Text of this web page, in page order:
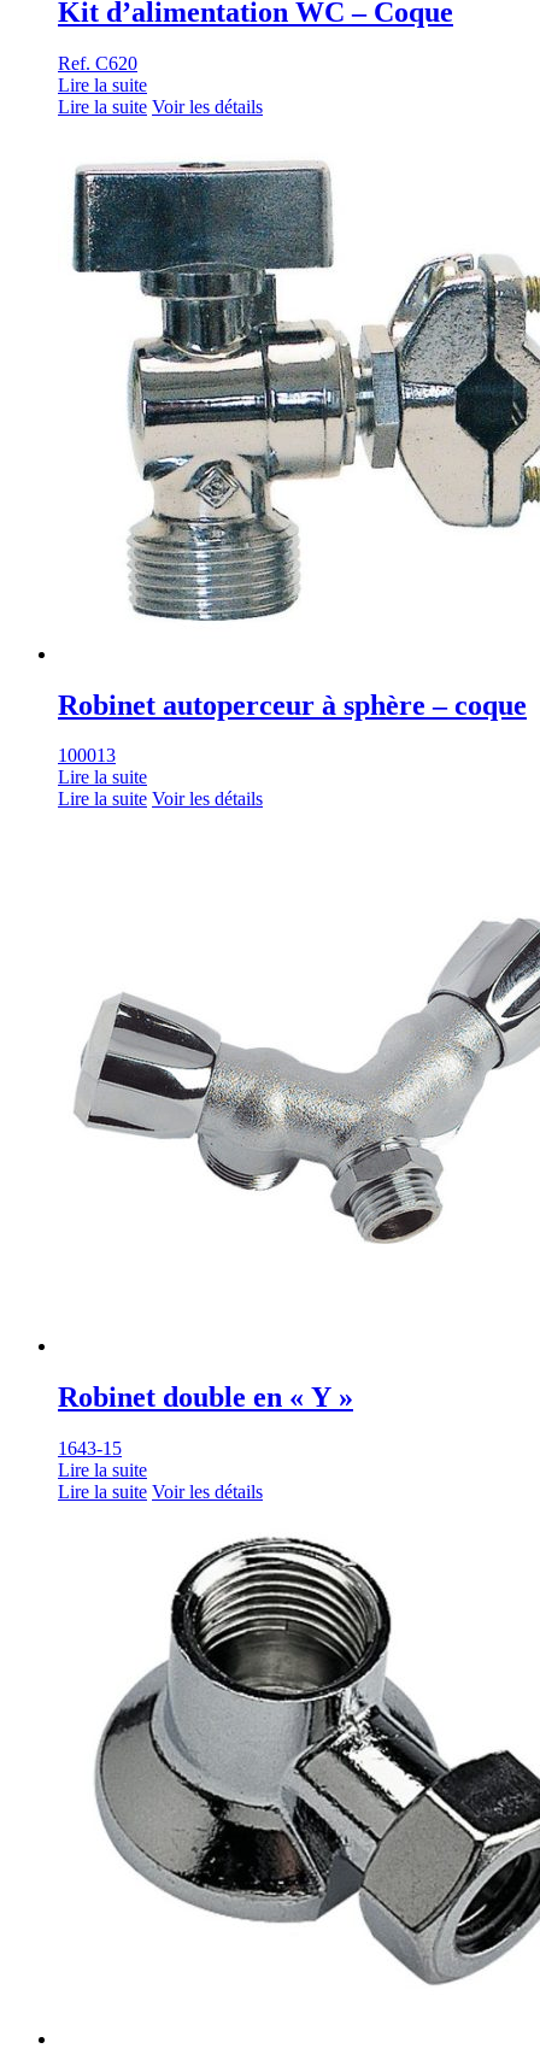
Kit d’alimentation WC – Coque
Ref. C620
Lire la suite
Lire la suite Voir les détails
Robinet autoperceur à sphère – coque
100013
Lire la suite
Lire la suite Voir les détails
Robinet double en « Y »
1643-15
Lire la suite
Lire la suite Voir les détails